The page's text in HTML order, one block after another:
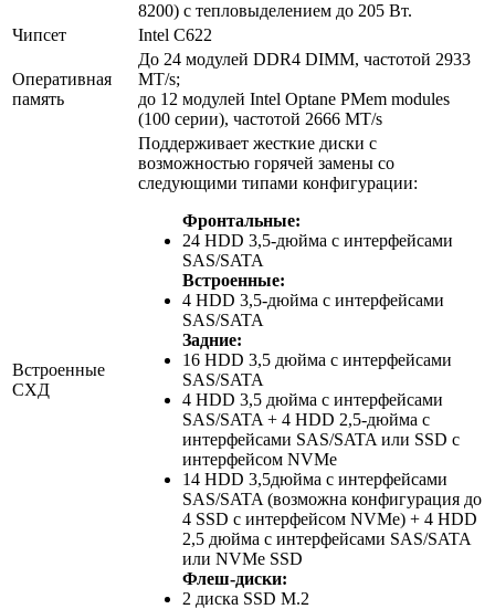
8200) с тепловыделением до 205 Вт.
Чипсет
Intel C622
Оперативная
память
До 24 модулей DDR4 DIMM, частотой 2933
MT/s;
до 12 модулей Intel Optane PMem modules
(100 серии), частотой 2666 MT/s
Встроенные
СХД
Поддерживает жесткие диски с
возможностью горячей замены со
следующими типами конфигурации:
Фронтальные:
24 HDD 3,5-дюйма с интерфейсами
SAS/SATA
Встроенные:
4 HDD 3,5-дюйма с интерфейсами
SAS/SATA
Задние:
16 HDD 3,5 дюйма с интерфейсами
SAS/SATA
4 HDD 3,5 дюйма с интерфейсами
SAS/SATA + 4 HDD 2,5-дюйма с
интерфейсами SAS/SATA или SSD с
интерфейсом NVMe
14 HDD 3,5дюйма с интерфейсами
SAS/SATA (возможна конфигурация до
4 SSD с интерфейсом NVMe) + 4 HDD
2,5 дюйма с интерфейсами SAS/SATA
или NVMe SSD
Флеш-диски:
2 диска SSD M.2